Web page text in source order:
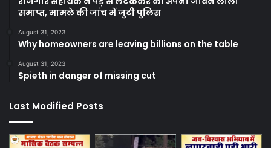
समाप्त, मामले की जांच में जुटी पुलिस
August 31, 2023
Why homeowners are leaving billions on the table
August 31, 2023
Spieth in danger of missing cut
Last Modified Posts